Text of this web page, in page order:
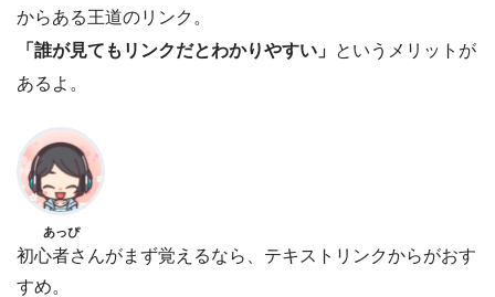
からある王道のリンク。
「誰が見てもリンクだとわかりやすい」 というメリットが
あるよ。
あっぴ
初心者さんがまず覚えるなら、テキストリンクからがおす
すめ。